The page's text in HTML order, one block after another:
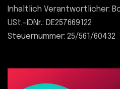
Inhaltlich Verantwortlicher:
USt.-IDNr.: DE257669122
Steuernummer: 25/561/60432